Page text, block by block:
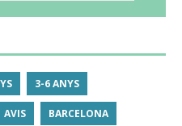
3-6 ANYS
AVIS BARCELONA